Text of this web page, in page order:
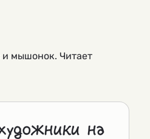
мышонок. Читает
на